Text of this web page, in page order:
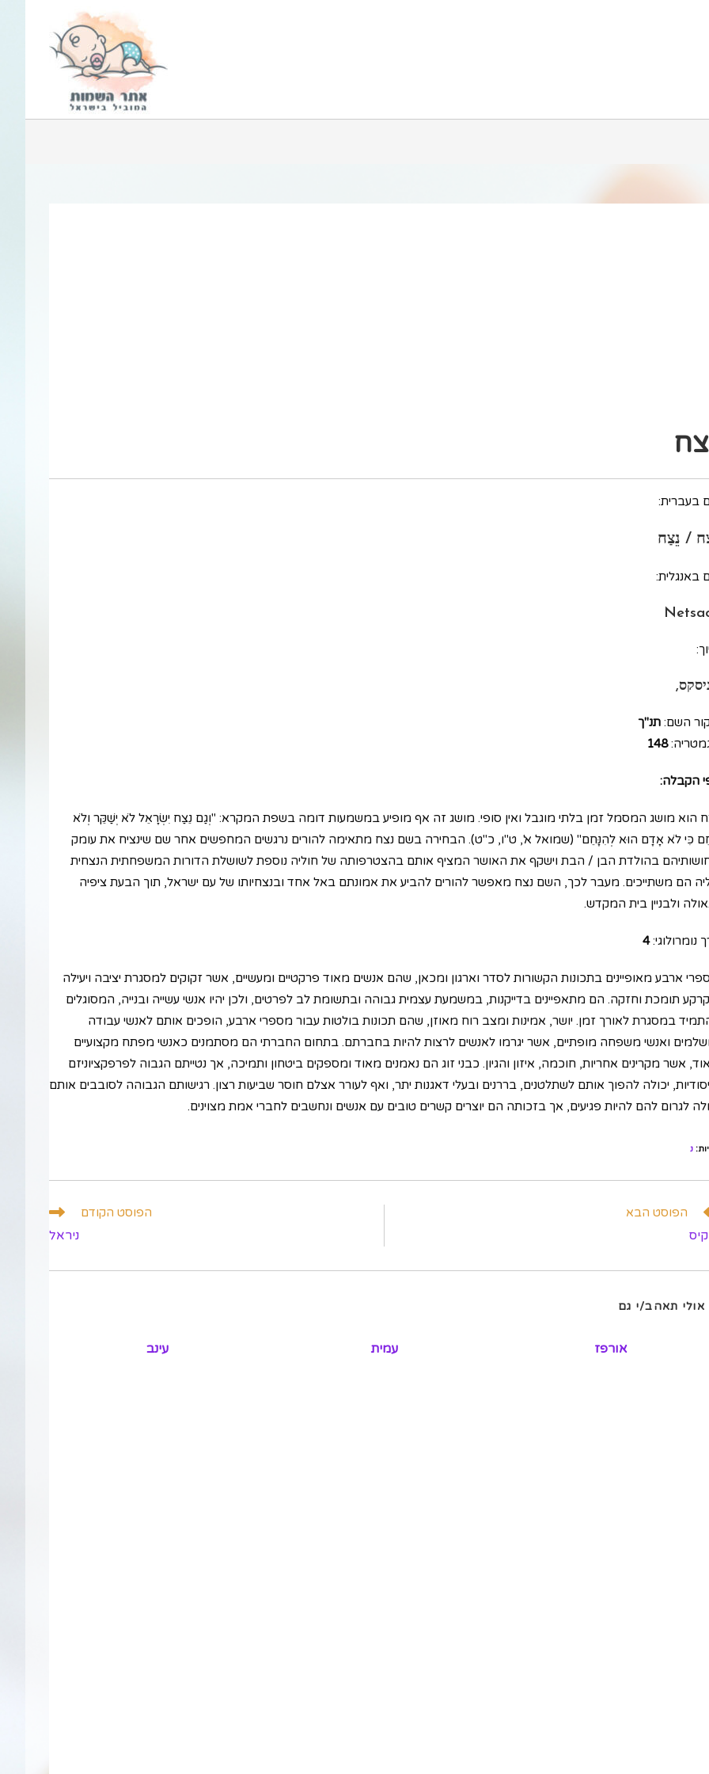
בעברית:
/ נֵצַח
באנגלית:
השם: תנ"ך
148
הקבלה:
הוא מושג המסמל זמן בלתי מוגבל ואין סופי. מושג זה אף מופיע במשמעות דומה בשפת המקרא: "וְגַם נֵצַח יִשְׂרָאֵל לֹא יְשַׁקֵּר וְלֹא
כִּי לֹא אָדָם הוּא לְהִנָּחֵם" (שמואל א', ט"ו, כ"ט). הבחירה בשם נצח מתאימה להורים נרגשים המחפשים אחר שם שינציח את עומק
בהולדת הבן / הבת וישקף את האושר המציף אותם בהצטרפותה של חוליה נוספת לשושלת הדורות המשפחתית הנצחית
הם משתייכים. מעבר לכך, השם נצח מאפשר להורים להביע את אמונתם באל אחד ובנצחיותו של עם ישראל, תוך הבעת ציפיה
ולבניין בית המקדש.
נומרולוגי:4
ארבע מאופיינים בתכונות הקשורות לסדר וארגון ומכאן, שהם אנשים מאוד פרקטיים ומעשיים, אשר זקוקים למסגרת יציבה ויעילה
תומכת וחזקה. הם מתאפיינים בדייקנות, במשמעת עצמית גבוהה ובתשומת לב לפרטים, ולכן יהיו אנשי עשייה ובנייה, המסוגלים
במסגרת לאורך זמן. יושר, אמינות ומצב רוח מאוזן, שהם תכונות בולטות עבור מספרי ארבע, הופכים אותם לאנשי עבודה
ואנשי משפחה מופתיים, אשר יגרמו לאנשים לרצות להיות בחברתם. בתחום החברתי הם מסתמנים כאנשי מפתח מקצועיים
אשר מקרינים אחריות, חוכמה, איזון והגיון. כבני זוג הם נאמנים מאוד ומספקים ביטחון ותמיכה, אך נטייתם הגבוה לפרפקציוניזם
יכולה להפוך אותם לשתלטנים, בררנים ובעלי דאגנות יתר, ואף לעורר אצלם חוסר שביעות רצון. רגישותם הגבוהה לסובבים אותם
לגרום להם להיות פגיעים, אך בזכותה הם יוצרים קשרים טובים עם אנשים ונחשבים לחברי אמת מצוינים.
: נ
הפוסט הקודם
ניראל
הפוסט הבא
אולי תאהב/י גם
עינב עמית אורפז